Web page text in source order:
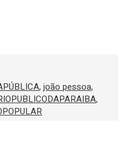
, joão pessoa,
,